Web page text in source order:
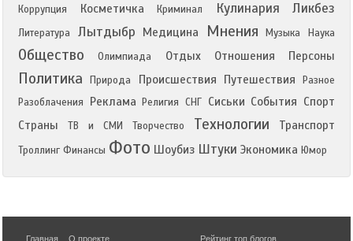
Коррупция Косметичка Криминал Кулинария Ликбез
Литература Лытдыбр Медицина Мнения Музыка Наука
Общество Олимпиада Отдых Отношения Персоны
Политика Природа Происшествия Путешествия
Разное
Разоблачения
Реклама Религия СНГ Сиськи События Спорт
Страны
ТВ и СМИ Творчество Технологии Транспорт
Троллинг Финансы Фото Шоубиз Штуки Экономика Юмор
Главная О проекте Рейтинг топ блогов